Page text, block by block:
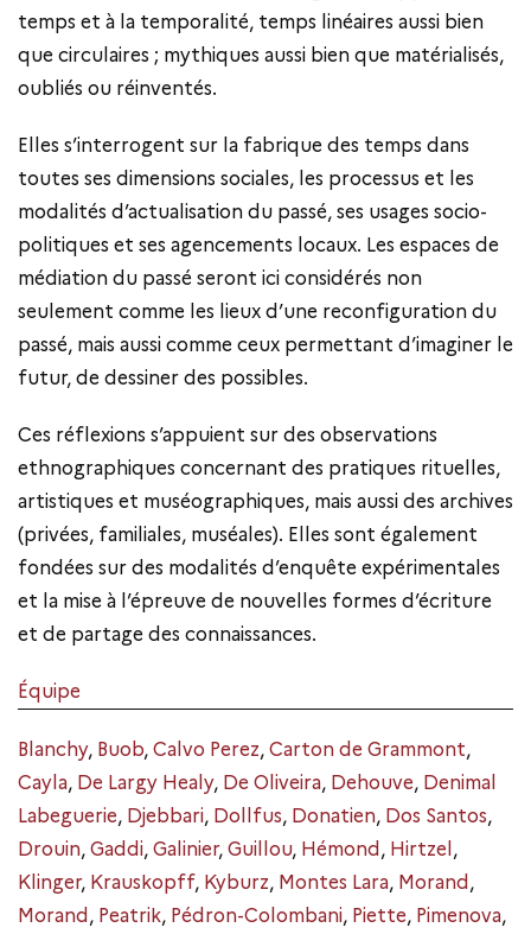
temps et à la temporalité, temps linéaires aussi bien
que circulaires ; mythiques aussi bien que matérialisés,
oubliés ou réinventés.
Elles s’interrogent sur la fabrique des temps dans
toutes ses dimensions sociales, les processus et les
modalités d’actualisation du passé, ses usages socio-
politiques et ses agencements locaux. Les espaces de
médiation du passé seront ici considérés non
seulement comme les lieux d’une reconfiguration du
passé, mais aussi comme ceux permettant d’imaginer le
futur, de dessiner des possibles.
Ces réflexions s’appuient sur des observations
ethnographiques concernant des pratiques rituelles,
artistiques et muséographiques, mais aussi des archives
(privées, familiales, muséales). Elles sont également
fondées sur des modalités d’enquête expérimentales
et la mise à l’épreuve de nouvelles formes d’écriture
et de partage des connaissances.
Équipe
Blanchy, Buob, Calvo Perez, Carton de Grammont,
Cayla, De Largy Healy, De Oliveira, Dehouve, Denimal
Labeguerie, Djebbari, Dollfus, Donatien, Dos Santos,
Drouin, Gaddi, Galinier, Guillou, Hémond , Hirtzel ,
Klinger, Krauskopff, Kyburz, Montes Lara, Morand ,
Morand , Peatrik, Pédron-Colombani, Piette, Pimenova,